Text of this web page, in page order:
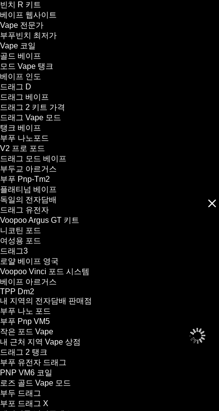
빈치 R 키트
베이프 웹사이트
Vape 전문가
부푸빈치 최저가
Vape 코일
골드 베이프
모드 Vape 탱크
베이프 인도
드래그 D
드래그 베이프
드래그 2 키트 가격
드래그 Vape 모드
탱크 베이프
부푸 나노포드
V2 프로 포드
드래그 모드 베이프
부두교 아르거스
부푸 Pnp-Tm2
플래티넘 베이프
독일의 전자담배
드래그 유전자
Voopoo Argus GT 키트
니코틴 포드
여성용 포드
드래그3
로얄 베이프 영국
Voopoo Vinci 포드 시스템
베이프 아르거스
TPP Dm2
내 지역의 전자담배 판매점
부푸 나노 포드
부푸 Pnp VM5
작은 포드 Vape
내 근처 지역 Vape 상점
드래그 2 탱크
부푸 유전자 드래그
PNP VM6 코일
로즈 골드 Vape 모드
부두 드래그
부포 드래그 X